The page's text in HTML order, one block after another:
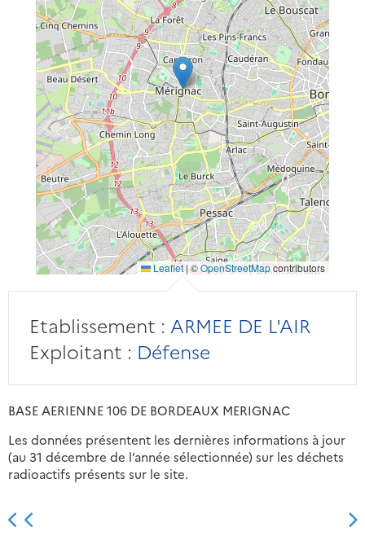
Leaflet |©OpenStreetMapcontributors
Etablissement : ARMEE DE L'AIR
Exploitant : Défense
BASE AERIENNE 106 DE BORDEAUX MERIGNAC
Les données présentent les dernières informations à jour
(au 31 décembre de l’année sélectionnée) sur les déchets
radioactifs présents sur le site.